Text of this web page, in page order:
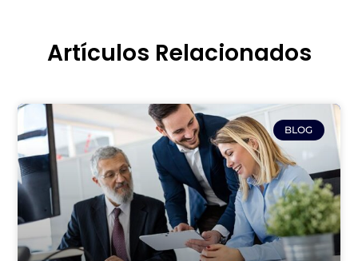
Artículos Relacionados
BLOG
Página
PáginaPágina
PáginaPágina